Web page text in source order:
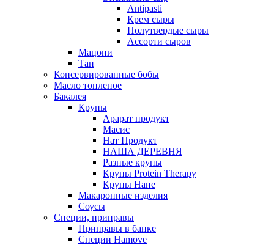
Antipasti
Крем сыры
Полутвердые сыры
Ассорти сыров
Мацони
Тан
Консервированные бобы
Масло топленое
Бакалея
Крупы
Арарат продукт
Масис
Нат Продукт
НАША ДЕРЕВНЯ
Разные крупы
Крупы Protein Therapy
Крупы Нане
Макаронные изделия
Соусы
Специи, приправы
Приправы в банке
Специи Hamove